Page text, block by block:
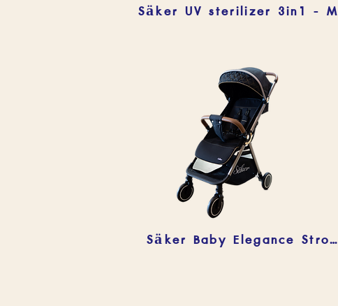
Säker UV sterilizer 3in1 - M
Säker Baby Elegance Stroller